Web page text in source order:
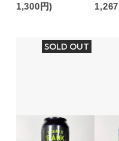
1,300円)
SOLD OUT